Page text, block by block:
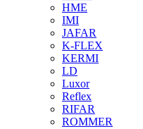
HME
IMI
JAFAR
K-FLEX
KERMI
LD
Luxor
Reflex
RIFAR
ROMMER